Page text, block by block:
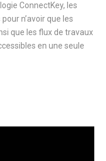
ConnectKey, les
n’avoir que les
que les flux de travaux
en une seule